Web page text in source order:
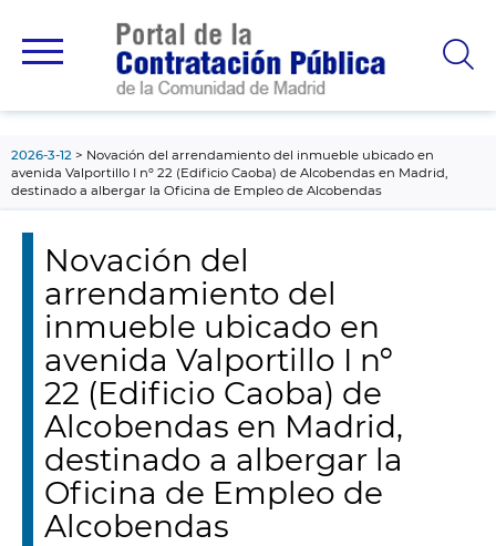
principal
2026-3-12
Novación del arrendamiento del inmueble ubicado en
avenida Valportillo I nº 22 (Edificio Caoba) de Alcobendas en Madrid,
destinado a albergar la Oficina de Empleo de Alcobendas
Novación del
arrendamiento del
inmueble ubicado en
avenida Valportillo I nº
22 (Edificio Caoba) de
Alcobendas en Madrid,
destinado a albergar la
Oficina de Empleo de
Alcobendas